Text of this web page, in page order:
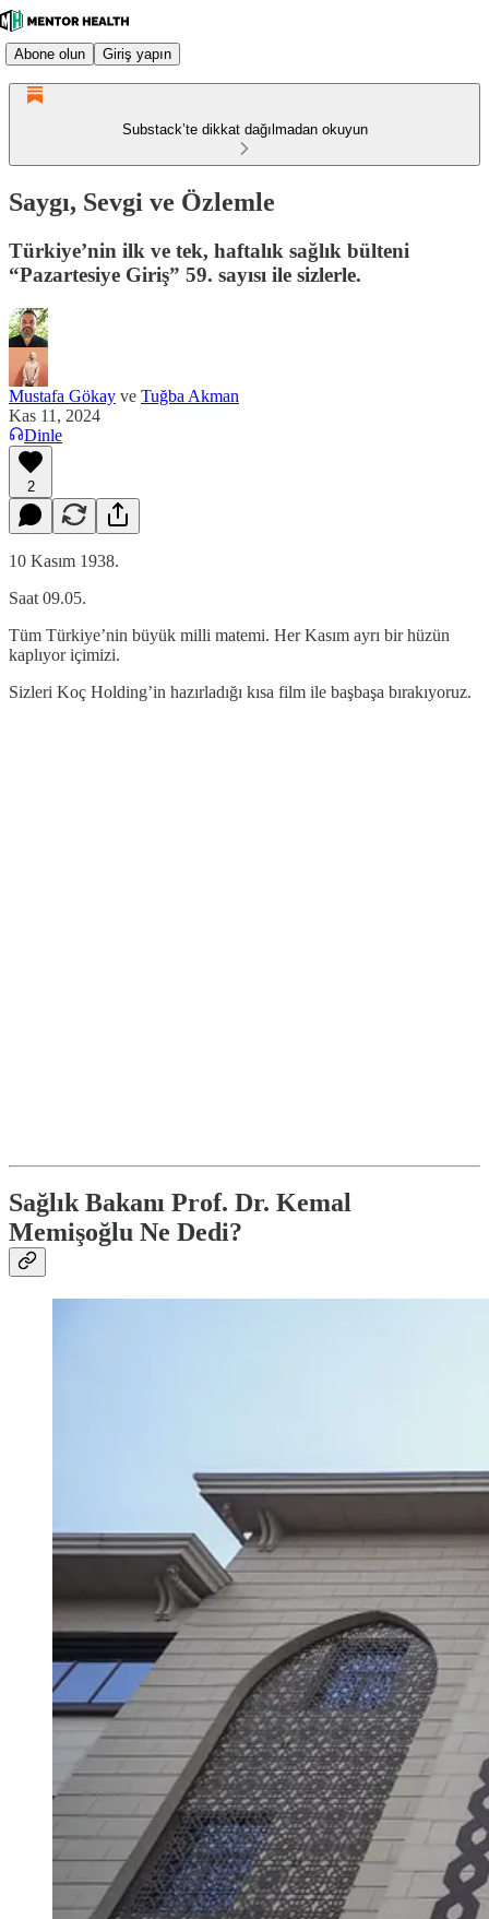
Abone olun Giriş yapın
Substack’te dikkat dağılmadan okuyun
Saygı, Sevgi ve Özlemle
Türkiye’nin ilk ve tek, haftalık sağlık bülteni
“Pazartesiye Giriş” 59. sayısı ile sizlerle.
Mustafa Gökay ve Tuğba Akman
Kas 11, 2024
Dinle
2
10 Kasım 1938.
Saat 09.05.
Tüm Türkiye’nin büyük milli matemi. Her Kasım ayrı bir hüzün
kaplıyor içimizi.
Sizleri Koç Holding’in hazırladığı kısa film ile başbaşa bırakıyoruz.
Sağlık Bakanı Prof. Dr. Kemal
Memişoğlu Ne Dedi?